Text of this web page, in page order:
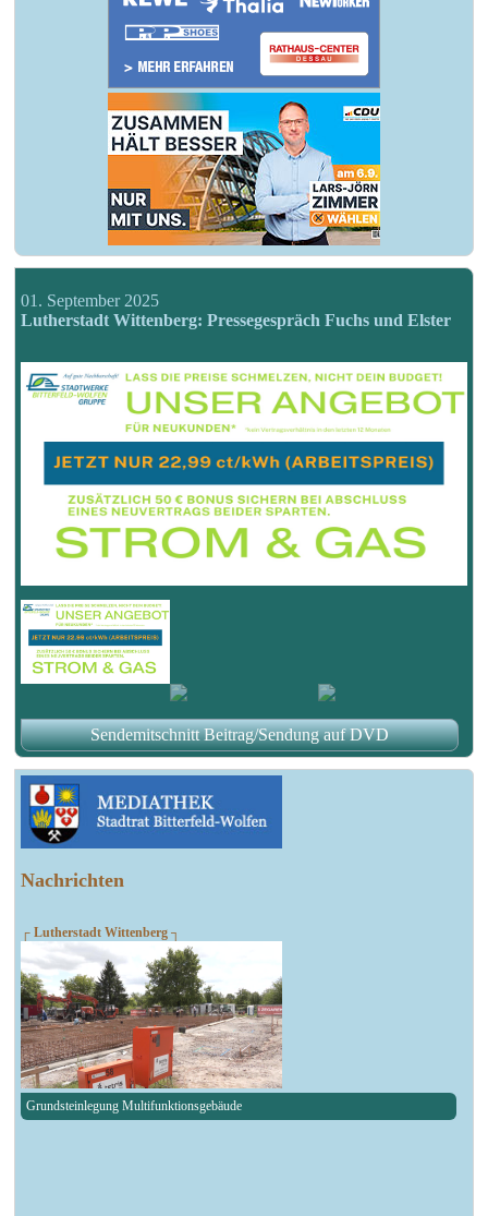
Nachrichten
┌ Lutherstadt Wittenberg ┐
Grundsteinlegung Multifunktionsgebäude
01. September 2025
Lutherstadt Wittenberg: Pressegespräch Fuchs und Elster
Sendemitschnitt Beitrag/Sendung auf DVD